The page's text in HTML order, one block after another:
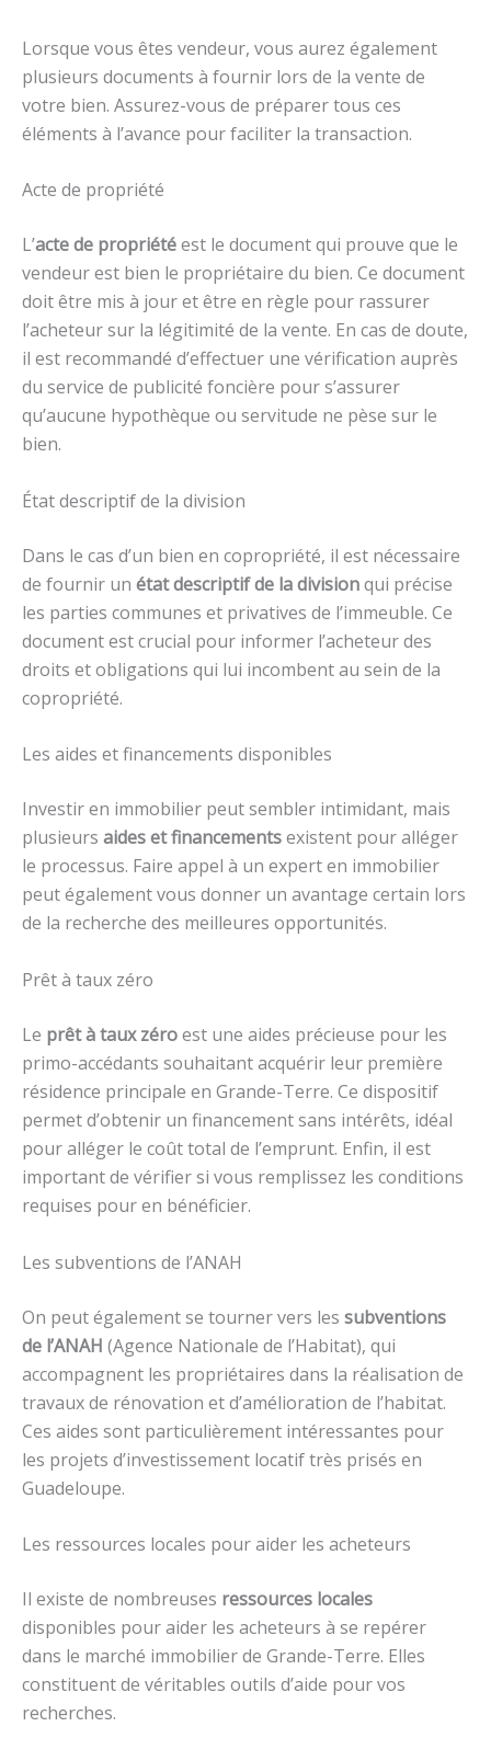
Lorsque vous êtes vendeur, vous aurez également
plusieurs documents à fournir lors de la vente de
votre bien. Assurez-vous de préparer tous ces
éléments à l’avance pour faciliter la transaction.
Acte de propriété
L’acte de propriétéest le document qui prouve que le
vendeur est bien le propriétaire du bien. Ce document
doit être mis à jour et être en règle pour rassurer
l’acheteur sur la légitimité de la vente. En cas de doute,
il est recommandé d’effectuer une vérification auprès
du service de publicité foncière pour s’assurer
qu’aucune hypothèque ou servitude ne pèse sur le
bien.
État descriptif de la division
Dans le cas d’un bien en copropriété, il est nécessaire
de fournir un état descriptif de la divisionqui précise
les parties communes et privatives de l’immeuble. Ce
document est crucial pour informer l’acheteur des
droits et obligations qui lui incombent au sein de la
copropriété.
Les aides et financements disponibles
Investir en immobilier peut sembler intimidant, mais
plusieurs aides et financementsexistent pour alléger
le processus. Faire appel à un expert en immobilier
peut également vous donner un avantage certain lors
de la recherche des meilleures opportunités.
Prêt à taux zéro
Le prêt à taux zéroest une aides précieuse pour les
primo-accédants souhaitant acquérir leur première
résidence principale en Grande-Terre. Ce dispositif
permet d’obtenir un financement sans intérêts, idéal
pour alléger le coût total de l’emprunt. Enfin, il est
important de vérifier si vous remplissez les conditions
requises pour en bénéficier.
Les subventions de l’ANAH
On peut également se tourner vers les subventions
de l’ANAH (Agence Nationale de l’Habitat), qui
accompagnent les propriétaires dans la réalisation de
travaux de rénovation et d’amélioration de l’habitat.
Ces aides sont particulièrement intéressantes pour
les projets d’investissement locatif très prisés en
Guadeloupe.
Les ressources locales pour aider les acheteurs
Il existe de nombreuses ressources locales
disponibles pour aider les acheteurs à se repérer
dans le marché immobilier de Grande-Terre. Elles
constituent de véritables outils d’aide pour vos
recherches.